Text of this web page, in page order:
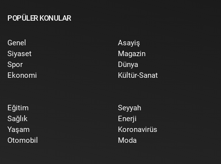
POPÜLER KONULAR
Genel
Siyaset
Spor
Ekonomi
Asayiş
Magazin
Dünya
Kültür-Sanat
Eğitim
Sağlık
Yaşam
Otomobil
Seyyah
Enerji
Koronavirüs
Moda